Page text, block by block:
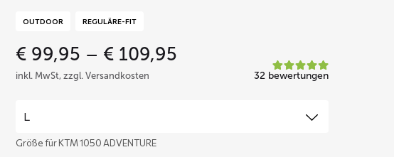
OUTDOOR REGULÄRE-FIT
€ 99,95 – € 109,95
inkl. MwSt, zzgl. Versandkosten 32 bewertungen
Größe für KTM 1050 ADVENTURE